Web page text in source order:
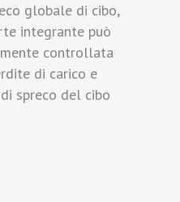
globale di cibo,
integrante può
controllata
di carico e
spreco del cibo